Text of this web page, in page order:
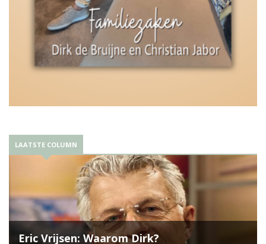
LAATSTE COLUMN
Eric Vrijsen: Waarom Dirk?